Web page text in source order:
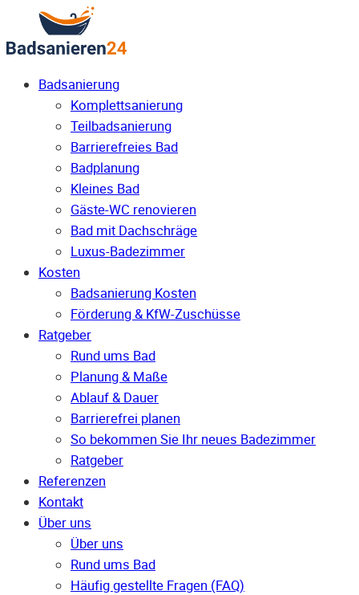
Badsanierung
Komplettsanierung
Teilbadsanierung
Barrierefreies Bad
Badplanung
Kleines Bad
Gäste-WC renovieren
Bad mit Dachschräge
Luxus-Badezimmer
Kosten
Badsanierung Kosten
Förderung & KfW-Zuschüsse
Ratgeber
Rund ums Bad
Planung & Maße
Ablauf & Dauer
Barrierefrei planen
So bekommen Sie Ihr neues Badezimmer
Ratgeber
Referenzen
Kontakt
Über uns
Über uns
Rund ums Bad
Häufig gestellte Fragen (FAQ)